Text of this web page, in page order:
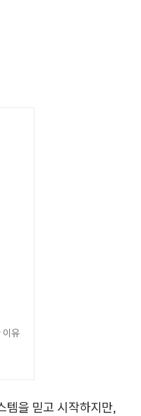
이유
템을 믿고 시작하지만,